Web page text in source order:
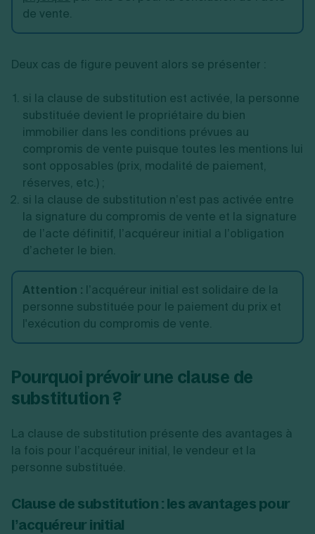
de vente.
Deux cas de figure peuvent alors se présenter :
si la clause de substitution est activée, la personne
substituée devient le propriétaire du bien
immobilier dans les conditions prévues au
compromis de vente puisque toutes les mentions lui
sont opposables (prix, modalité de paiement,
réserves, etc.) ;
si la clause de substitution n’est pas activée entre
la signature du compromis de vente et la signature
de l’acte définitif, l’acquéreur initial a l’obligation
d’acheter le bien.
Attention : l’acquéreur initial est solidaire de la
personne substituée pour le paiement du prix et
l'exécution du compromis de vente.
Pourquoi prévoir une clause de
substitution ?
La clause de substitution présente des avantages à
la fois pour l’acquéreur initial, le vendeur et la
personne substituée.
Clause de substitution : les avantages pour
l’acquéreur initial